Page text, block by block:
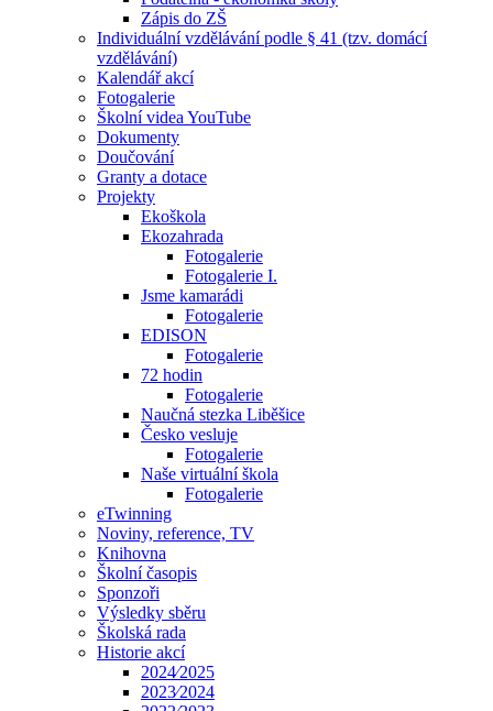
Zápis do ZŠ
Individuální vzdělávání podle § 41 (tzv. domácí
vzdělávání)
Kalendář akcí
Fotogalerie
Školní videa YouTube
Dokumenty
Doučování
Granty a dotace
Projekty
Ekoškola
Ekozahrada
Fotogalerie
Fotogalerie I.
Jsme kamarádi
Fotogalerie
EDISON
Fotogalerie
72 hodin
Fotogalerie
Naučná stezka Liběšice
Česko vesluje
Fotogalerie
Naše virtuální škola
Fotogalerie
eTwinning
Noviny, reference, TV
Knihovna
Školní časopis
Sponzoři
Výsledky sběru
Školská rada
Historie akcí
2024⁄2025
2023⁄2024